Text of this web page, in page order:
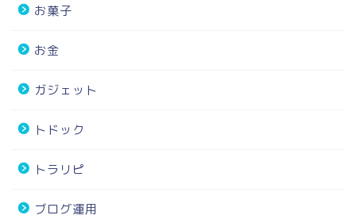
お菓子
お金
ガジェット
トドック
トラリピ
ブログ運用